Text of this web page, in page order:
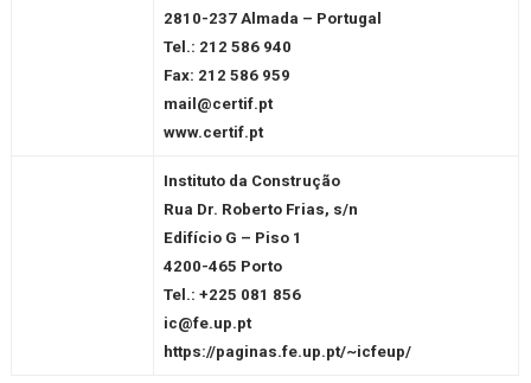
2810-237 Almada – Portugal
Tel.: 212 586 940
Fax: 212 586 959
mail@certif.pt
www.certif.pt
Instituto da Construção
Rua Dr. Roberto Frias, s/n
Edifício G – Piso 1
4200-465 Porto
Tel.:+225 081 856
ic@fe.up.pt
https://paginas.fe.up.pt/~icfeup/